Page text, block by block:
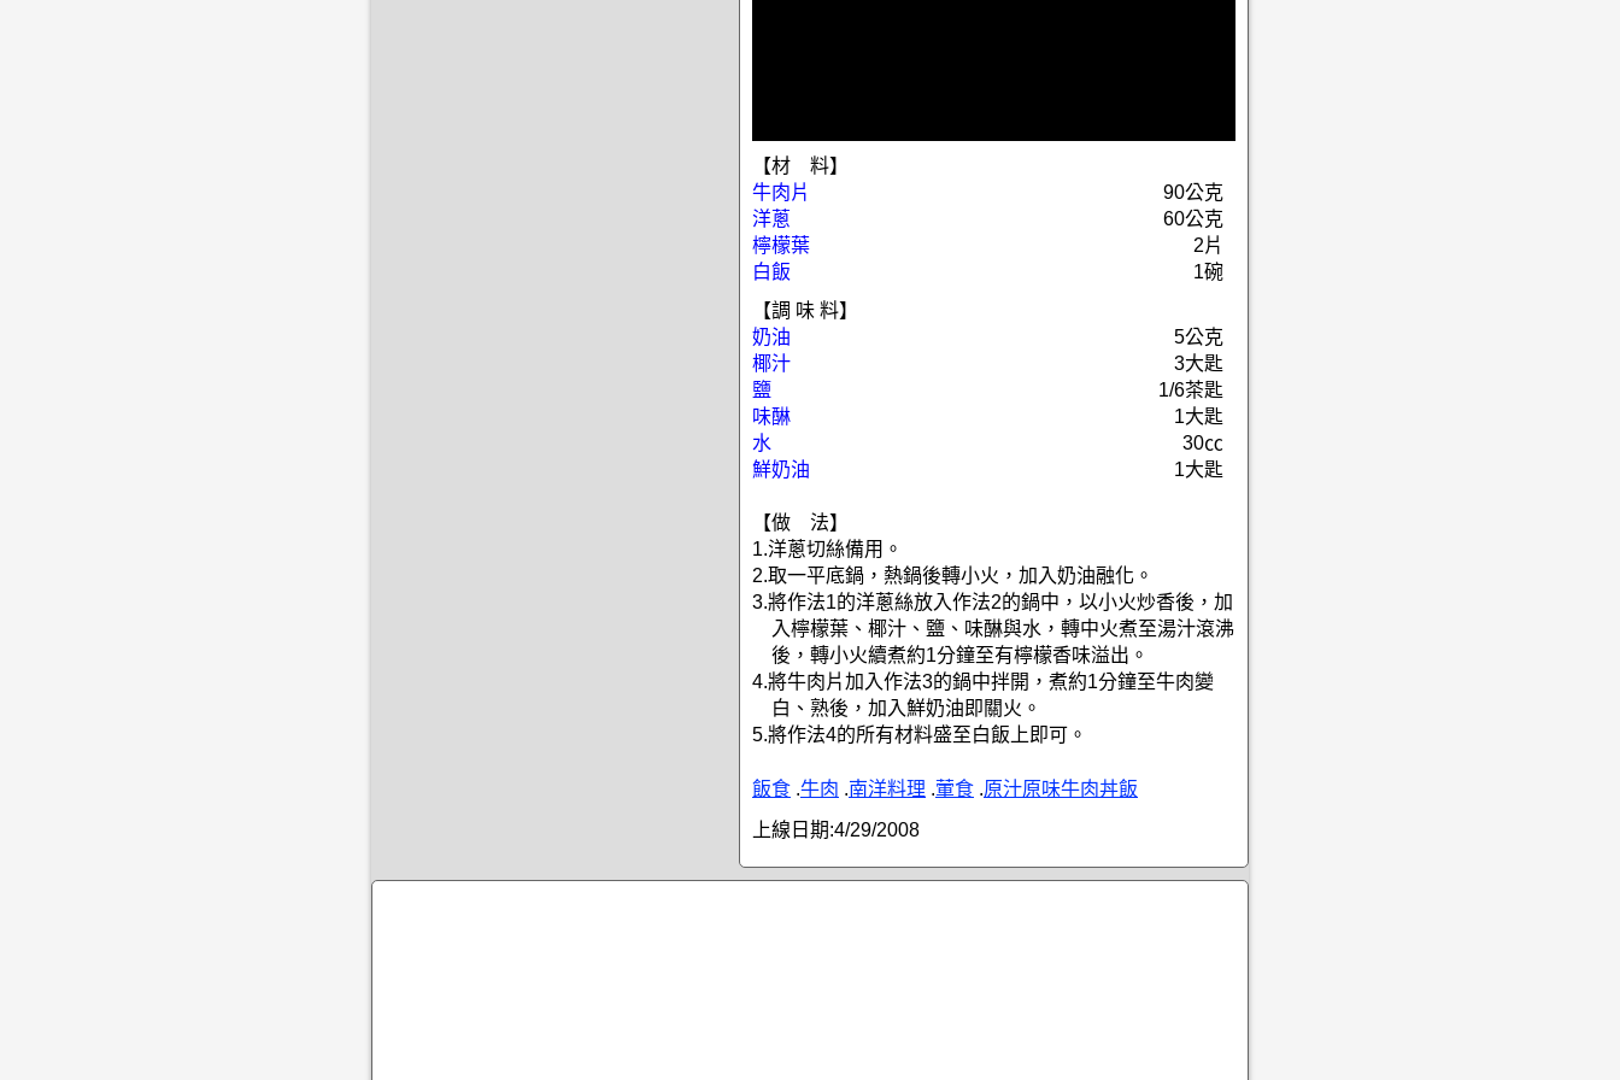
【材 料】
牛肉片
90公克
洋蔥
60公克
檸檬葉
2片
白飯
1碗
【調 味 料】
奶油
5公克
椰汁
3大匙
鹽
1/6茶匙
味醂
1大匙
水
30㏄
鮮奶油
1大匙
【做 法】
1.洋蔥切絲備用。
2.取一平底鍋，熱鍋後轉小火，加入奶油融化。
3.將作法1的洋蔥絲放入作法2的鍋中，以小火炒香後，加
入檸檬葉、椰汁、鹽、味醂與水，轉中火煮至湯汁滾沸
後，轉小火續煮約1分鐘至有檸檬香味溢出。
4.將牛肉片加入作法3的鍋中拌開，煮約1分鐘至牛肉變
白、熟後，加入鮮奶油即關火。
5.將作法4的所有材料盛至白飯上即可。
飯食 .牛肉 .南洋料理 .葷食 .原汁原味牛肉丼飯
上線日期:4/29/2008